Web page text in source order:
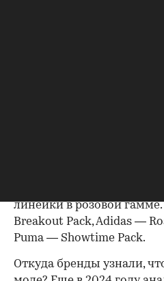
линейки в розовой
Breakout Pack, Adidas —
Puma — Showtime Pack.
Откуда бренды узнали,